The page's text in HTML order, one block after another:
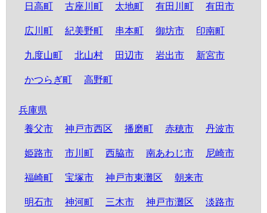
日高町 古座川町 太地町 有田川町 有田市
広川町 紀美野町 串本町 御坊市 印南町
九度山町 北山村 田辺市 岩出市 新宮市
かつらぎ町 高野町
兵庫県
養父市
神戸市西区 播磨町 赤穂市 丹波市
姫路市 市川町 西脇市 南あわじ市 尼崎市
福崎町 宝塚市 神戸市東灘区 朝来市
明石市 神河町 三木市 神戸市灘区 淡路市